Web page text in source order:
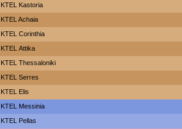
KTEL Kastoria
KTEL Achaia
KTEL Corinthia
KΤΕL Αttika
KTEL Thessaloniki
KTEL Serres
KTEL Elis
KTEL Messinia
KTEL Pellas